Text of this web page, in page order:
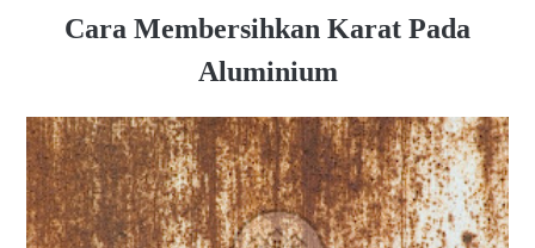
Cara Membersihkan Karat Pada
Aluminium